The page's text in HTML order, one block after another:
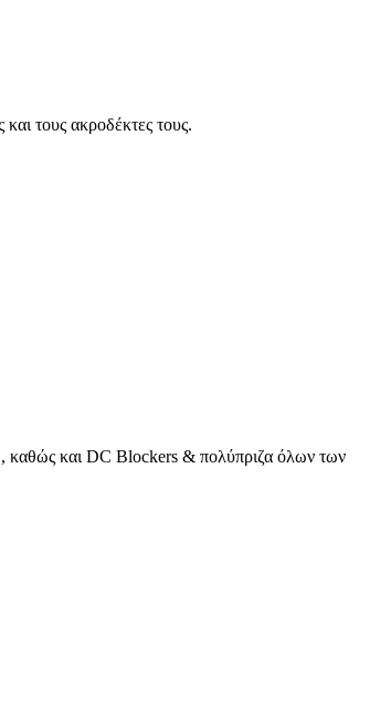
τους ακροδέκτες τους.
καθώς και DC Blockers & πολύπριζα όλων των